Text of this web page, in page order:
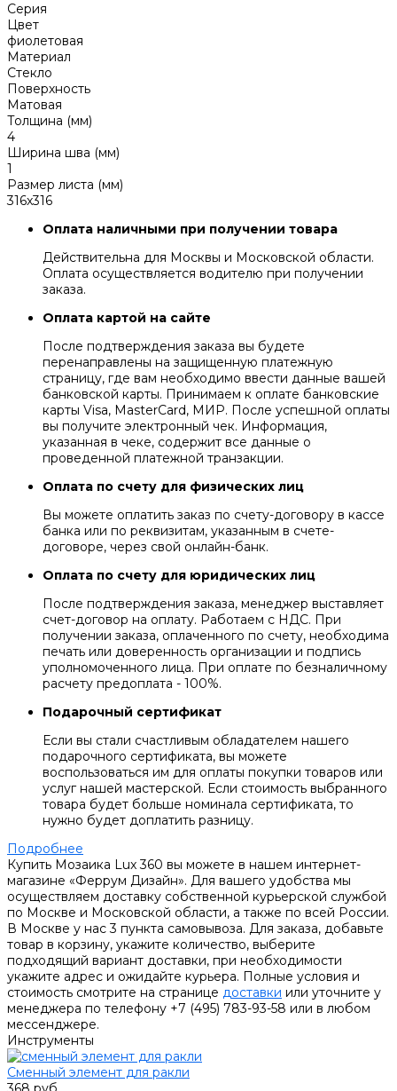
Серия
Цвет
фиолетовая
Материал
Стекло
Поверхность
Матовая
Толщина (мм)
4
Ширина шва (мм)
1
Размер листа (мм)
316x316
Оплата наличными при получении товара
Действительна для Москвы и Московской области.
Оплата осуществляется водителю при получении
заказа.
Оплата картой на сайте
После подтверждения заказа вы будете
перенаправлены на защищенную платежную
страницу, где вам необходимо ввести данные вашей
банковской карты. Принимаем к оплате банковские
карты Visa, MasterCard, МИР. После успешной оплаты
вы получите электронный чек. Информация,
указанная в чеке, содержит все данные о
проведенной платежной транзакции.
Оплата по счету для физических лиц
Вы можете оплатить заказ по счету-договору в кассе
банка или по реквизитам, указанным в счете-
договоре, через свой онлайн-банк.
Оплата по счету для юридических лиц
После подтверждения заказа, менеджер выставляет
счет-договор на оплату. Работаем с НДС. При
получении заказа, оплаченного по счету, необходима
печать или доверенность организации и подпись
уполномоченного лица. При оплате по безналичному
расчету предоплата - 100%.
Подарочный сертификат
Если вы стали счастливым обладателем нашего
подарочного сертификата, вы можете
воспользоваться им для оплаты покупки товаров или
услуг нашей мастерской. Если стоимость выбранного
товара будет больше номинала сертификата, то
нужно будет доплатить разницу.
Подробнее
Купить Мозаика Lux 360 вы можете в нашем интернет-
магазине «Феррум Дизайн». Для вашего удобства мы
осуществляем доставку собственной курьерской службой
по Москве и Московской области, а также по всей России.
В Москве у нас 3 пункта самовывоза. Для заказа, добавьте
товар в корзину, укажите количество, выберите
подходящий вариант доставки, при необходимости
укажите адрес и ожидайте курьера. Полные условия и
стоимость смотрите на странице доставки или уточните у
менеджера по телефону +7 (495) 783-93-58 или в любом
мессенджере.
Инструменты
Сменный элемент для ракли